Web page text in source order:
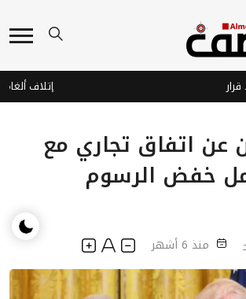
عن اتفاق تجاري مع
خفض الرسوم
منذ 6 أشهر